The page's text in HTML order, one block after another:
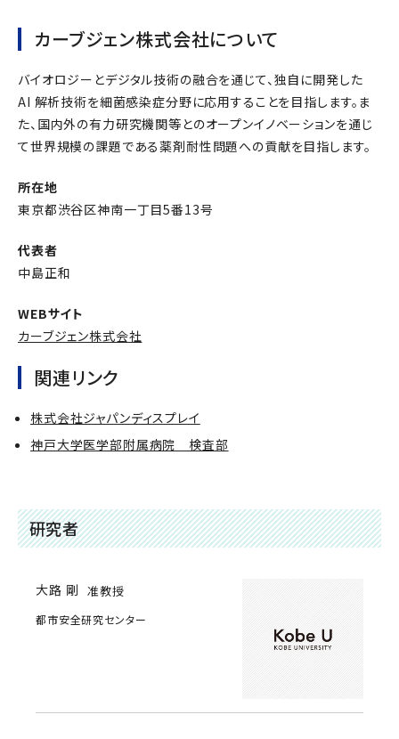
カーブジェン株式会社について
バイオロジーとデジタル技術の融合を通じて、独自に開発した
AI 解析技術を細菌感染症分野に応用することを目指します。ま
た、国内外の有力研究機関等とのオープンイノベーションを通じ
て世界規模の課題である薬剤耐性問題への貢献を目指します。
所在地
東京都渋谷区神南一丁目5番13号
代表者
中島正和
WEBサイト
カーブジェン株式会社
関連リンク
株式会社ジャパンディスプレイ
神戸大学医学部附属病院 検査部
研究者
大路 剛 准教授
都市安全研究センター